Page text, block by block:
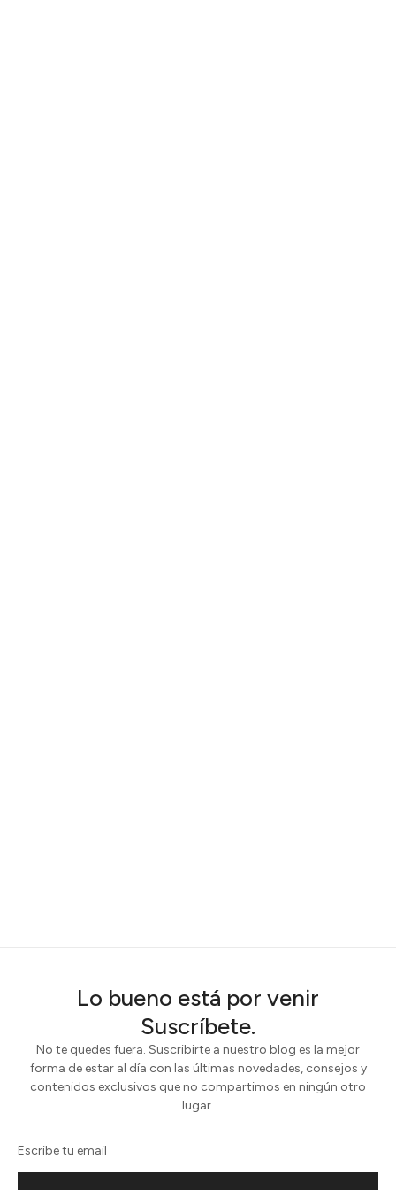
Lo bueno está por venir
Suscríbete.
No te quedes fuera. Suscribirte a nuestro blog es la mejor
forma de estar al día con las últimas novedades, consejos y
contenidos exclusivos que no compartimos en ningún otro
lugar.